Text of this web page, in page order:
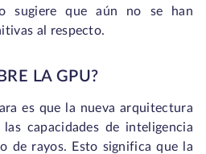
sugiere que aún no se han
al respecto.
LA GPU?
es que la nueva arquitectura
capacidades de inteligencia
de rayos. Esto significa que la